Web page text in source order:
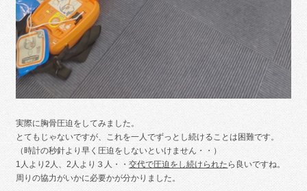
実際に胸骨圧迫をしてみました。
とてもじゃないですが、これを一人でずっとし続けることは困難です。
（時計の秒針より早く圧迫をしないといけません・・）
1人より2人、2人より３人・・交代で圧迫をし続けられた ら良いですね。
周りの協力がいかに必要かが分かりました。